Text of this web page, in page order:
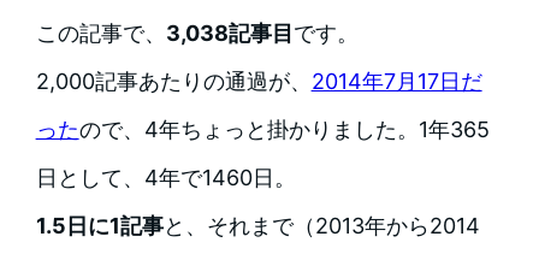
この記事で、 3,038記事目 です。
2,000記事あたりの通過が、 2014年7月17日だ
ったので、4年ちょっと掛かりました。1年365
日として、4年で1460日。
1.5日に1記事と、それまで（2013年から2014